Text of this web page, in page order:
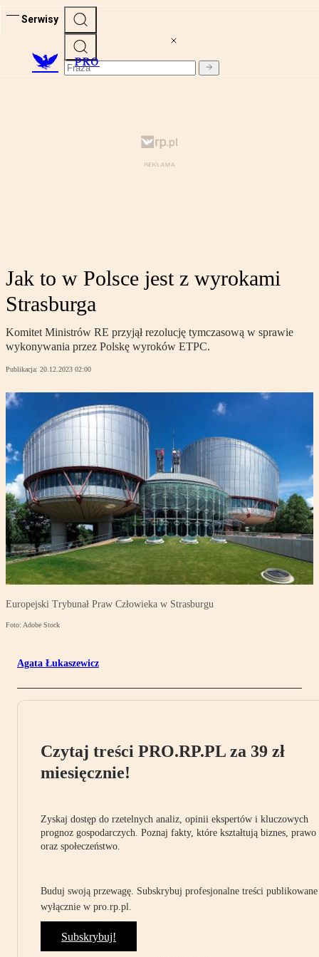
Serwisy
PRO
Jak to w Polsce jest z wyrokami
Strasburga
Komitet Ministrów RE przyjął rezolucję tymczasową w sprawie
wykonywania przez Polskę wyroków ETPC.
Publikacja: 20.12.2023 02:00
Europejski Trybunał Praw Człowieka w Strasburgu
Foto: Adobe Stock
Agata Łukaszewicz
Czytaj treści PRO.RP.PL za 39 zł
miesięcznie!
Zyskaj dostęp do rzetelnych analiz, opinii ekspertów i kluczowych
prognoz gospodarczych. Poznaj fakty, które kształtują biznes, prawo
oraz społeczeństwo.
Buduj swoją przewagę. Subskrybuj profesjonalne treści publikowane
wyłącznie w pro.rp.pl.
Subskrybuj!